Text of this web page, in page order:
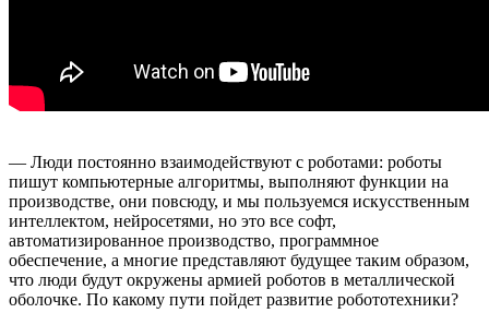
— Люди постоянно взаимодействуют с роботами: роботы
пишут компьютерные алгоритмы, выполняют функции на
производстве, они повсюду, и мы пользуемся искусственным
интеллектом, нейросетями, но это все софт,
автоматизированное производство, программное
обеспечение, а многие представляют будущее таким образом,
что люди будут окружены армией роботов в металлической
оболочке. По какому пути пойдет развитие робототехники?